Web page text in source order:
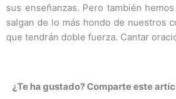
sus enseñanzas. Pero también
salgan de lo más hondo de nuestros
que tendrán doble fuerza. Cantar
¿Te ha gustado? Comparte este